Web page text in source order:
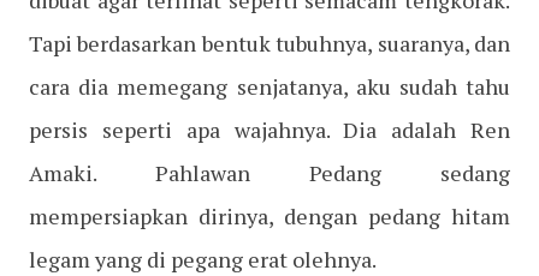
Tapi berdasarkan bentuk tubuhnya, suaranya, dan
cara dia memegang senjatanya, aku sudah tahu
persis seperti apa wajahnya. Dia adalah Ren
Amaki. Pahlawan Pedang sedang
mempersiapkan dirinya, dengan pedang hitam
legam yang di pegang erat olehnya.